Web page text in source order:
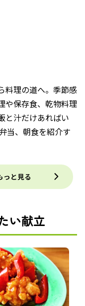
料理の道へ。季節感
や保存食、乾物料理
と汁だけあればい
当、朝食を紹介す
っと見る
い献立